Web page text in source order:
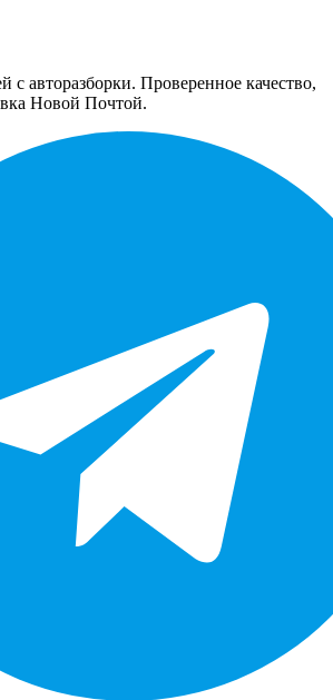
с авторазборки. Проверенное качество,
Новой Почтой.